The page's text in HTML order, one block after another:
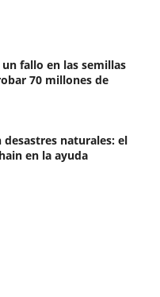
fallo en las semillas
70 millones de
naturales: el
en la ayuda